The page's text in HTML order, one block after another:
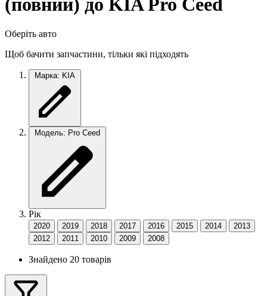
(повний) до KIA Pro Ceed
Оберіть авто
Щоб бачити запчастини, тільки які підходять
Марка: KIA
Модель: Pro Ceed
Рік
2020 2019 2018 2017 2016 2015 2014
2013
2012
2011 2010 2009 2008
Знайдено 20 товарів